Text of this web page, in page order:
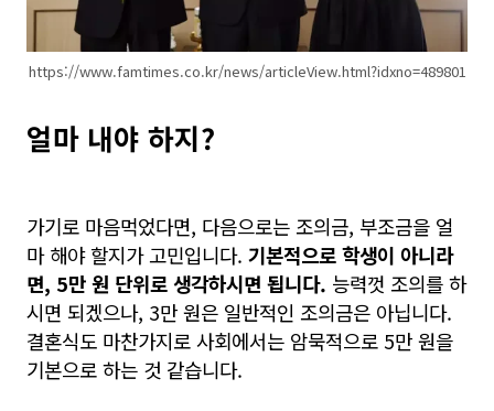
https://www.famtimes.co.kr/news/articleView.html?idxno=489801
얼마 내야 하지?
가기로 마음먹었다면, 다음으로는 조의금, 부조금을 얼
마 해야 할지가 고민입니다. 기본적으로 학생이 아니라
면, 5만 원 단위로 생각하시면 됩니다. 능력껏 조의를 하
시면 되겠으나, 3만 원은 일반적인 조의금은 아닙니다.
결혼식도 마찬가지로 사회에서는 암묵적으로 5만 원을
기본으로 하는 것 같습니다.